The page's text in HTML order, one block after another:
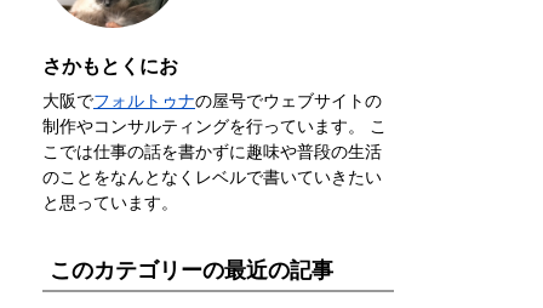
さかもとくにお
大阪でフォルトゥナの屋号でウェブサイトの
制作やコンサルティングを行っています。 こ
こでは仕事の話を書かずに趣味や普段の生活
のことをなんとなくレベルで書いていきたい
と思っています。
このカテゴリーの最近の記事